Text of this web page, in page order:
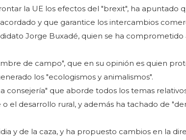
la UE los efectos del "brexit", ha apuntado
y que garantice los intercambios
Jorge Buxadé, quien se ha
de campo", que en su opinión es quien
los "ecologismos y animalismos".
consejería" que aborde todos los temas
el desarrollo rural, y además ha tachado de
y de la caza, y ha propuesto cambios en la